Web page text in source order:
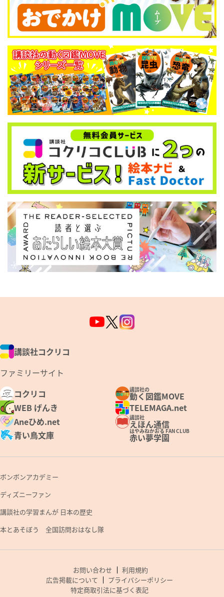
講談社コクリコ
ファミリーサイト
コクリコ
講談社の
動く図鑑MOVE
WEB げんき
TELEMAGA.net
Aneひめ.net
講談社
えほん通信
青い鳥文庫
はやみねかおる FAN CLUB
赤い夢学園
ボンボンアカデミー
ディズニーファン
講談社の学習まんが 日本の歴史
本とあそぼう 全国訪問おはなし隊
お問い合わせ
利用規約
広告掲載について
プライバシーポリシー
特定商取引法に基づく表記